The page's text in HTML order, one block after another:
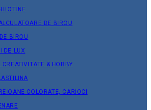
DE BIROU
BIROU
DE LUX
CREATIVITATE & HOBBY
COLORATE, CARIOCI